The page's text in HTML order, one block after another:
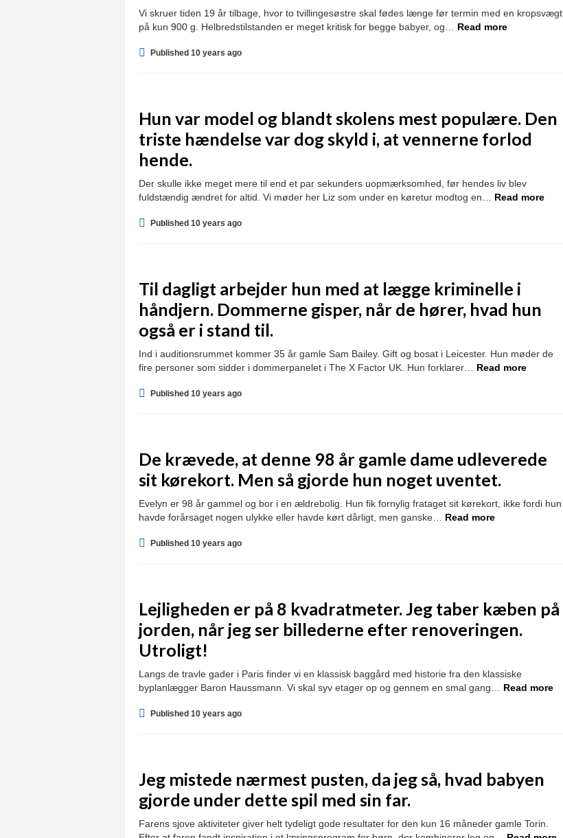
Vi skruer tiden 19 år tilbage, hvor to tvillingesøstre skal fødes længe før termin med en kropsvægt
på kun 900 g. Helbredstilstanden er meget kritisk for begge babyer, og… Read more
Published 10 years ago
Hun var model og blandt skolens mest populære. Den
triste hændelse var dog skyld i, at vennerne forlod
hende.
Der skulle ikke meget mere til end et par sekunders uopmærksomhed, før hendes liv blev
fuldstændig ændret for altid. Vi møder her Liz som under en køretur modtog en… Read more
Published 10 years ago
Til dagligt arbejder hun med at lægge kriminelle i
håndjern. Dommerne gisper, når de hører, hvad hun
også er i stand til.
Ind i auditionsrummet kommer 35 år gamle Sam Bailey. Gift og bosat i Leicester. Hun møder de
fire personer som sidder i dommerpanelet i The X Factor UK. Hun forklarer… Read more
Published 10 years ago
De krævede, at denne 98 år gamle dame udleverede
sit kørekort. Men så gjorde hun noget uventet.
Evelyn er 98 år gammel og bor i en ældrebolig. Hun fik fornylig frataget sit kørekort, ikke fordi hun
havde forårsaget nogen ulykke eller havde kørt dårligt, men ganske… Read more
Published 10 years ago
Lejligheden er på 8 kvadratmeter. Jeg taber kæben på
jorden, når jeg ser billederne efter renoveringen.
Utroligt!
Langs de travle gader i Paris finder vi en klassisk baggård med historie fra den klassiske
byplanlægger Baron Haussmann. Vi skal syv etager op og gennem en smal gang… Read more
Published 10 years ago
Jeg mistede nærmest pusten, da jeg så, hvad babyen
gjorde under dette spil med sin far.
Farens sjove aktiviteter giver helt tydeligt gode resultater for den kun 16 måneder gamle Torin.